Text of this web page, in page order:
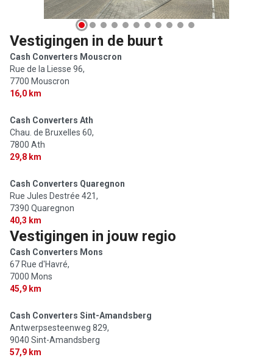
Vestigingen in de buurt
Cash Converters Mouscron
Rue de la Liesse 96,
7700 Mouscron
16,0 km
Cash Converters Ath
Chau. de Bruxelles 60,
7800 Ath
29,8 km
Cash Converters Quaregnon
Rue Jules Destrée 421,
7390 Quaregnon
40,3 km
Vestigingen in jouw regio
Cash Converters Mons
67 Rue d'Havré,
7000 Mons
45,9 km
Cash Converters Sint-Amandsberg
Antwerpsesteenweg 829,
9040 Sint-Amandsberg
57,9 km